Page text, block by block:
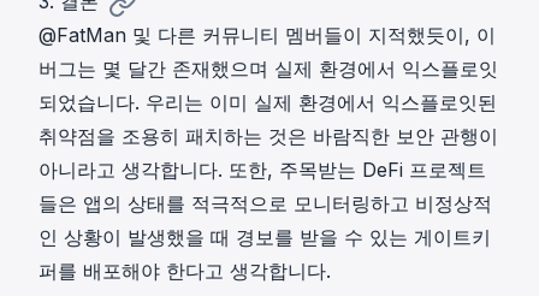
@FatMan 및 다른 커뮤니티 멤버들이 지적했듯이, 이
버그는 몇 달간 존재했으며 실제 환경에서 익스플로잇
되었습니다. 우리는 이미 실제 환경에서 익스플로잇된
취약점을 조용히 패치하는 것은 바람직한 보안 관행이
아니라고 생각합니다. 또한, 주목받는 DeFi 프로젝트
들은 앱의 상태를 적극적으로 모니터링하고 비정상적
인 상황이 발생했을 때 경보를 받을 수 있는 게이트키
퍼를 배포해야 한다고 생각합니다.